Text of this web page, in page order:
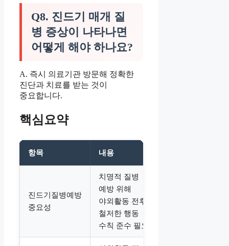
Q8. 진드기 매개 질
병 증상이 나타나면
어떻게 해야 하나요?
A. 즉시 의료기관 방문해 정확한
진단과 치료를 받는 것이
중요합니다.
핵심요약
항목 내용
진드기질병예방
중요성
치명적 질병
예방 위해
야외활동 전후
철저한 행동
수칙 준수 필요